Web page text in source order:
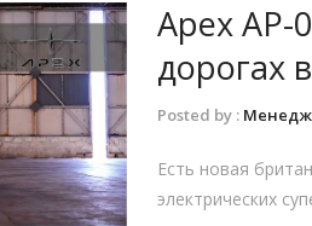
Apex AP-
дорогах
Posted by :
Есть новая
электрических